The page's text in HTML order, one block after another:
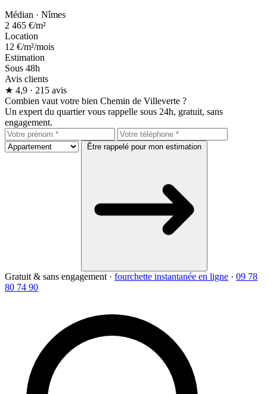
Médian · Nîmes
2 465 €/m²
Location
12 €/m²/mois
Estimation
Sous 48h
Avis clients
★ 4,9 · 215 avis
Combien vaut votre bien Chemin de Villeverte ?
Un expert du quartier vous rappelle sous 24h, gratuit, sans
engagement.
Être rappelé pour mon estimation
Gratuit & sans engagement · fourchette instantanée en ligne · 09 78
80 74 90